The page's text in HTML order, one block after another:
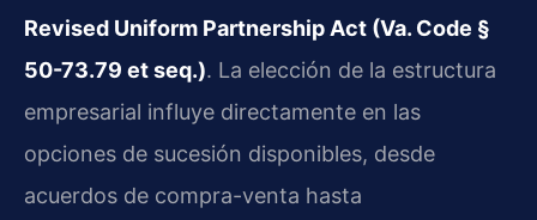
Revised Uniform Partnership Act (Va. Code §
50-73.79 et seq.). La elección de la estructura
empresarial influye directamente en las
opciones de sucesión disponibles, desde
acuerdos de compra-venta hasta